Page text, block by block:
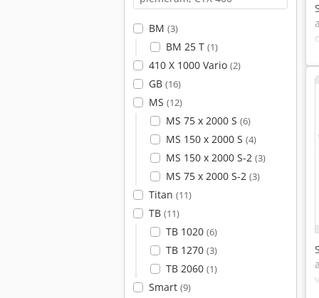
BM (3)
BM 25 T (1)
410 X 1000 Vario (2)
GB (16)
MS (12)
MS 75 x 2000 S (6)
MS 150 x 2000 S (4)
MS 150 x 2000 S-2 (3)
MS 75 x 2000 S-2 (3)
Titan (11)
TB (11)
TB 1020 (6)
TB 1270 (3)
TB 2060 (1)
Smart (9)